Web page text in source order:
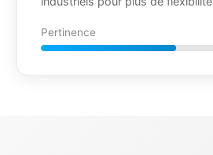
Pertinence